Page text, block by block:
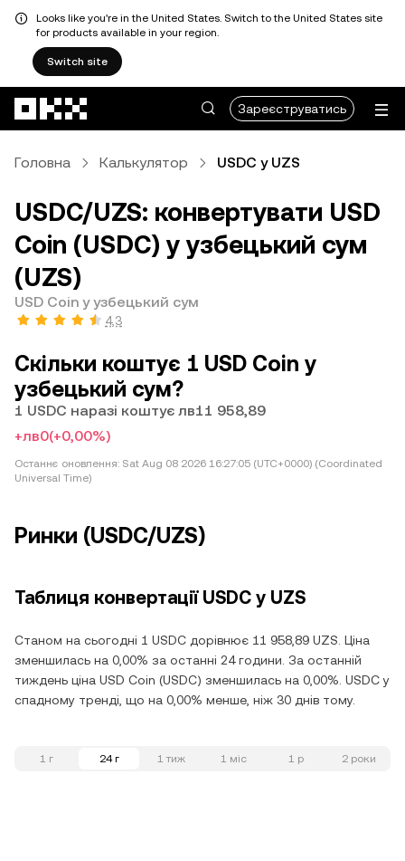
Looks like you're in the United States. Switch to the United States site
for products available in your region.
Switch site
Зареєструватись
Головна Калькулятор USDC у UZS
USDC/UZS: конвертувати USD
Coin (USDC) у узбецький сум
(UZS)
USD Coin у узбецький сум
4,3
Скільки коштує 1 USD Coin у
узбецький сум?
1 USDC наразі коштує лв11 958,89
+лв0(+0,00%)
Останнє оновлення: Sat Aug 08 2026 16:27:05 (UTC+0000) (Coordinated
Universal Time)
Ринки (USDC/UZS)
Таблиця конвертації USDC у UZS
Станом на сьогодні 1 USDC дорівнює 11 958,89 UZS. Ціна
зменшилась на 0,00% за останні 24 години. За останній
тиждень ціна USD Coin (USDC) зменшилась на 0,00%. USDC у
спадному тренді, що на 0,00% менше, ніж 30 днів тому.
1 г 24 г 1 тиж 1 міс 1 р 2 роки